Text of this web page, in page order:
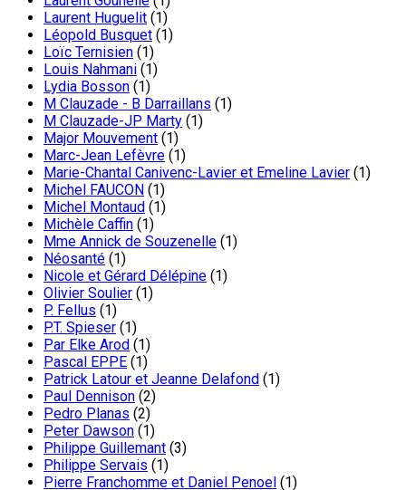
Laurent Huguelit (1)
Léopold Busquet (1)
Loïc Ternisien (1)
Louis Nahmani (1)
Lydia Bosson (1)
M Clauzade - B Darraillans (1)
M Clauzade-JP Marty (1)
Major Mouvement (1)
Marc-Jean Lefèvre (1)
Marie-Chantal Canivenc-Lavier et Emeline Lavier (1)
Michel FAUCON (1)
Michel Montaud (1)
Michèle Caffin (1)
Mme Annick de Souzenelle (1)
Néosanté (1)
Nicole et Gérard Délépine (1)
Olivier Soulier (1)
P. Fellus (1)
P.T. Spieser (1)
Par Elke Arod (1)
Pascal EPPE (1)
Patrick Latour et Jeanne Delafond (1)
Paul Dennison (2)
Pedro Planas (2)
Peter Dawson (1)
Philippe Guillemant (3)
Philippe Servais (1)
Pierre Franchomme et Daniel Penoel (1)